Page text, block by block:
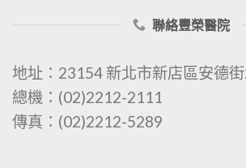
聯絡豐榮醫院
地址：23154 新北市新店區安德
總機：(02)2212-2111
傳真：(02)2212-5289